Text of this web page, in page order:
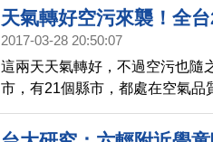
南及高屏地區，合計27個觀測站
等級，4個為敏感族群不健康的
天氣轉好空污來襲！全
2017-03-28 20:50:07
這兩天天氣轉好，不過空污也隨
市，有21個縣市，都處在空氣品
測網的資訊，截至晚間6點多，
都處在警戒橘色 或不良紅色 狀